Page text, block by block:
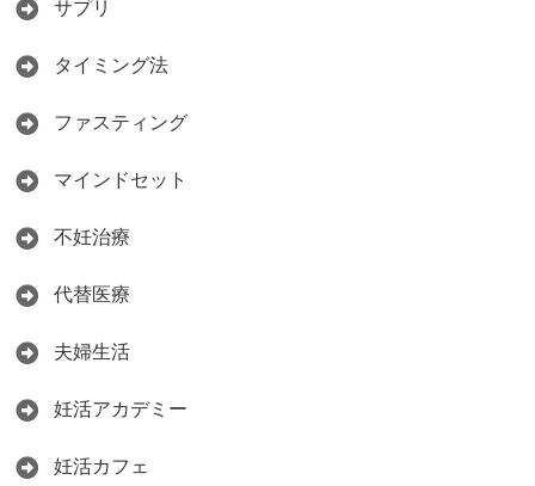
サプリ
タイミング法
ファスティング
マインドセット
不妊治療
代替医療
夫婦生活
妊活アカデミー
妊活カフェ